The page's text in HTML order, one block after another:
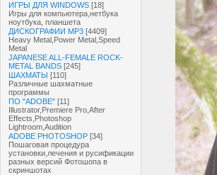
ИГРЫ ДЛЯ WINDOWS [18]
Игры для компьютера,нетбука
ноутбука, планшета
ДИСКОГРАФИИ MP3 [4409]
Heavy Metal,Power Metal,Speed
Metal
JAPANESE ALL-FEMALE ROCK-
METAL BANDS [245]
ШАХМАТЫ [110]
Различные шахматные
программы
ПО "ADOBE" [11]
Illustrator,Premiere Pro,After
Effects,Photoshop
Lightroom,Audition
ADOBE PHOTOSHOP [34]
Пошаговая процедура
установки,лечения и русификации
разных версий Фотошопа в
скриншотах